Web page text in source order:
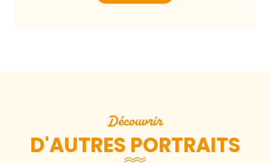
Découvrir
D'AUTRES PORTRAITS